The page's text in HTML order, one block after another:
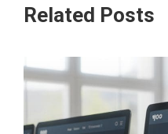
Related Posts